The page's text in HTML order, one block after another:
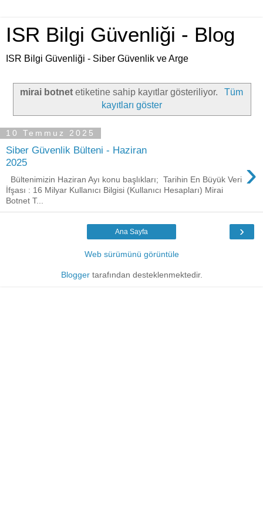
ISR Bilgi Güvenliği - Blog
ISR Bilgi Güvenliği - Siber Güvenlik ve Arge
mirai botnet etiketine sahip kayıtlar gösteriliyor.
Tüm
kayıtları göster
10 Temmuz 2025
Siber Güvenlik Bülteni - Haziran
2025
›
Bültenimizin Haziran Ayı konu başlıkları; Tarihin En Büyük Veri
İfşası : 16 Milyar Kullanıcı Bilgisi (Kullanıcı Hesapları) Mirai
Botnet T...
›
Ana Sayfa
Web sürümünü görüntüle
Bloggertarafından desteklenmektedir.